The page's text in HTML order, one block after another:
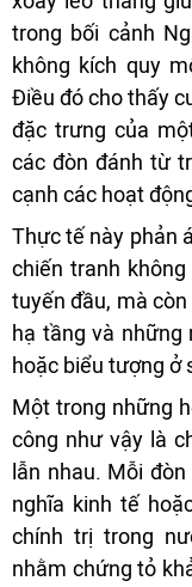
trong bối cảnh
không kích quy
Điều đó cho thấy
đặc trưng của
các đòn đánh từ
cạnh các hoạt
Thực tế này phản
chiến tranh
tuyến đầu, mà
hạ tầng và những
hoặc biểu tượng ở
Một trong những
công như vậy là
lẫn nhau. Mỗi
nghĩa kinh tế
chính trị trong
nhằm chứng tỏ